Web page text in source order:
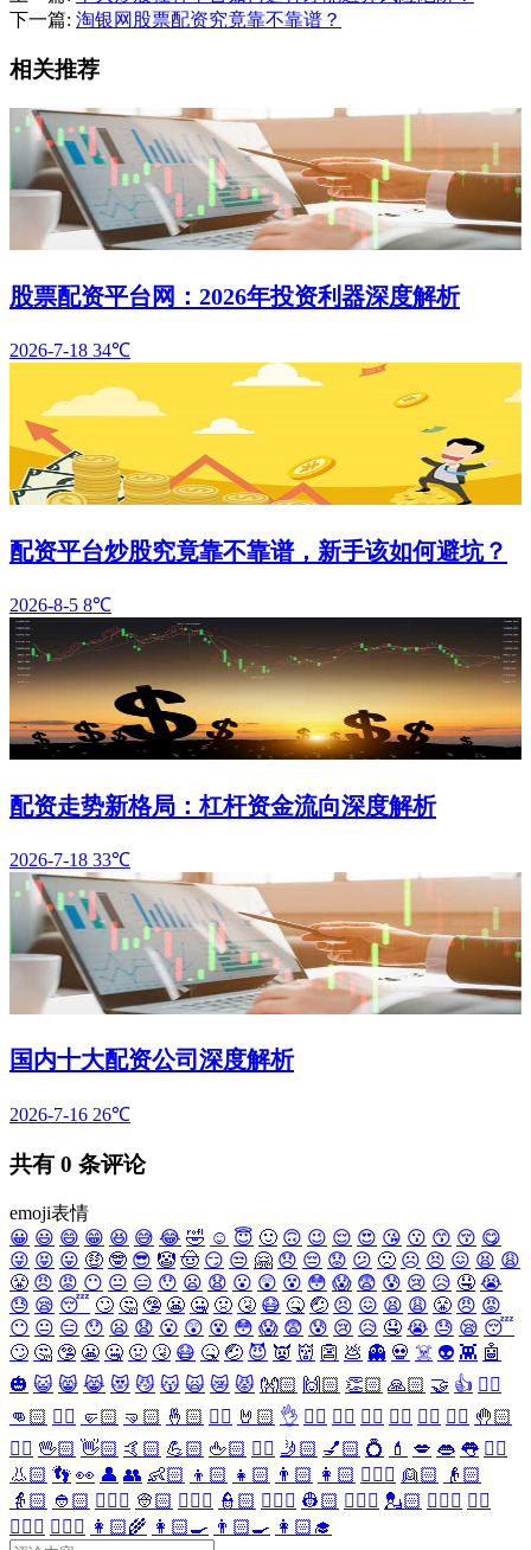
下一篇: 淘银网股票配资究竟靠不靠谱？
相关推荐
股票配资平台网：2026年投资利器深度解析
2026-7-18 34℃
配资平台炒股究竟靠不靠谱，新手该如何避坑？
2026-8-5 8℃
配资走势新格局：杠杆资金流向深度解析
2026-7-18 33℃
国内十大配资公司深度解析
2026-7-16 26℃
共有 0 条评论
emoji表情
😀 😃 😄 😁 😆 😅 😂 🤣 ☺️ 😇 🙂 🙃 😉 😌 😍 😘 😗 😙 😚 😋
😜 😝 😛 🤑 🤓 😎 🤡 🤠 😏 😒 🤗 😞 😔 😟 😕 🙁 ☹️ 😣 😖 😫 😩
😤 😠 😡 😶 😐 😑 😯 😦 😧 😮 😲 😵 😳 😱 😨 😰 😢 😥 🤤 😭
😓 😪 😴 🙄 🤔 🤥 😬 🤐 🤢 🤧 😷 🤒 🤕 😣 😖 😫 😩 😤 😠 😡
😶 😐 😑 😯 😦 😧 😮 😲 😵 😳 😱 😨 😰 😢 😥 🤤 😭 😓 😪 😴
🙄 🤔 🤥 😬 🤐 🤢 🤧 😷 🤒 🤕 😈 👿 👹 👺 💩 👻 💀 ☠️ 👽 👾 🤖
🎃 😺 😸 😹 😻 😼 😽 🙀 😿 😾 👐🏻 🙌🏻 👏🏻 🙏🏻 🤝 👍 👎🏻
👊🏻 ✊🏻 🤛🏻 🤜🏻 🤞🏻 ✌🏻 🤘🏻 👌 👈🏻 👉🏻 👆🏻 👇🏻 ☝🏻 ✋🏻 🤚🏻
🖐🏻 🖖🏻 👋🏻 🤙🏻 💪🏻 🖕🏻 ✍🏻 🤳🏻 💅🏻 💍 💄 💋 👄 👅 👂🏻
👃🏻 👣 👀 👤 👥 👶🏻 👦🏻 👧🏻 👨🏻 👩🏻 👱🏻‍♀️ 👱🏻
👴🏻
👵🏻 👲🏻 👳🏻‍♀️ 👳🏻 👮🏻‍♀️ 👮🏻 👷🏻‍♀️ 👷🏻 💂🏻‍♀️ 💂🏻 🕵🏻‍♀️ 🕵🏻
👩🏻‍⚕️ 👨🏻‍⚕️ 👩🏻‍🌾 👩🏻‍🍳 👨🏻‍🍳 👩🏻‍🎓